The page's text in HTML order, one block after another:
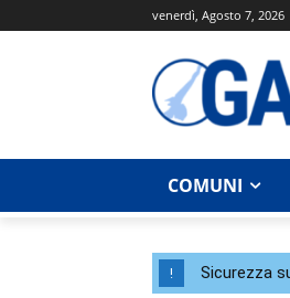
venerdì, Agosto 7, 2026
COMUNI
! Sicurezza